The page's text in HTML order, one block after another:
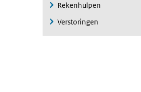
Rekenhulpen
Verstoringen